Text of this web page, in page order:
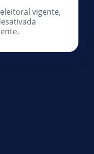
vigente,